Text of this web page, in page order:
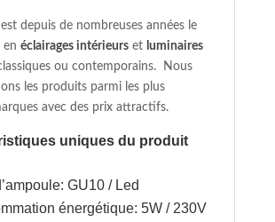
depuis de nombreuses années le
en éclairages intérieurset luminaires
ou contemporains. Nous
les produits parmi les plus
avec des prix attractifs.
uniques du produit
GU10 / Led
énergétique: 5W / 230V